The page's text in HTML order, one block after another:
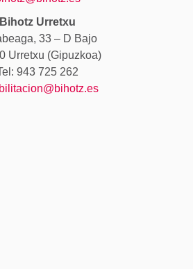
Bihotz Urretxu
33 – D Bajo
Urretxu (Gipuzkoa)
943 725 262